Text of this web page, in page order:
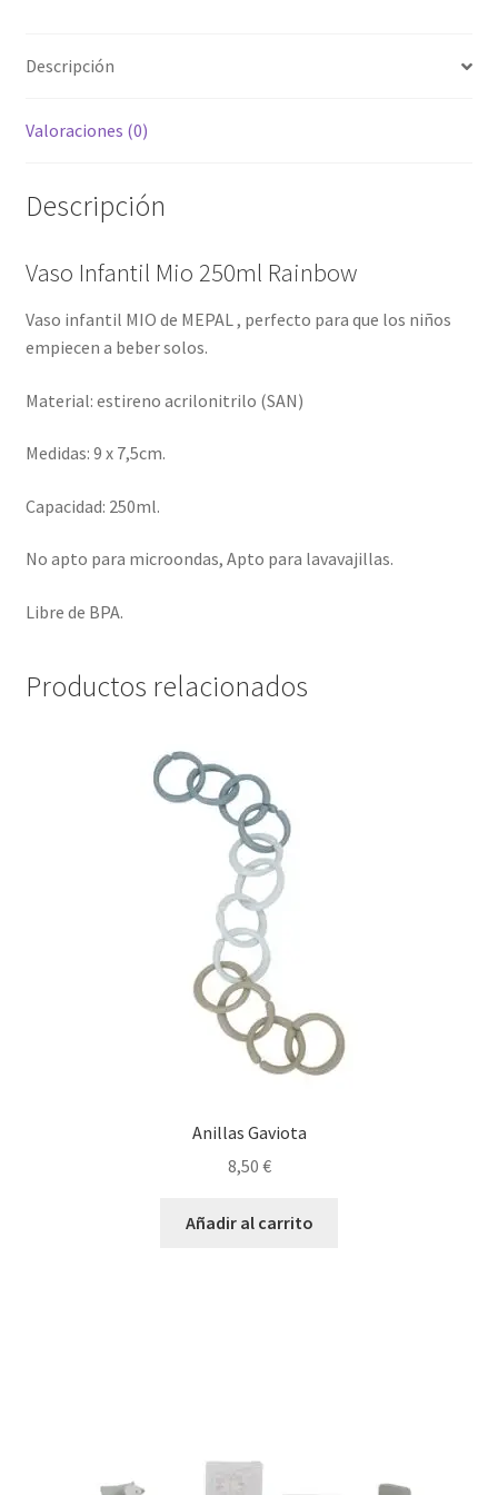
Descripción
Valoraciones (0)
Descripción
Vaso Infantil Mio 250ml Rainbow
Vaso infantil MIO de MEPAL , perfecto para que los niños
empiecen a beber solos.
Material: estireno acrilonitrilo (SAN)
Medidas: 9 x 7,5cm.
Capacidad: 250ml.
No apto para microondas, Apto para lavavajillas.
Libre de BPA.
Productos relacionados
Anillas Gaviota
8,50 €
Añadir al carrito